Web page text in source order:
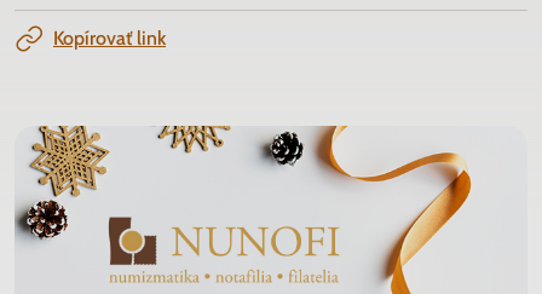
Kopírovať link